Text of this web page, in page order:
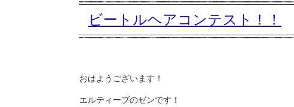
ビートルヘアコンテスト！！
おはようございます！
エルティーブのゼンです！